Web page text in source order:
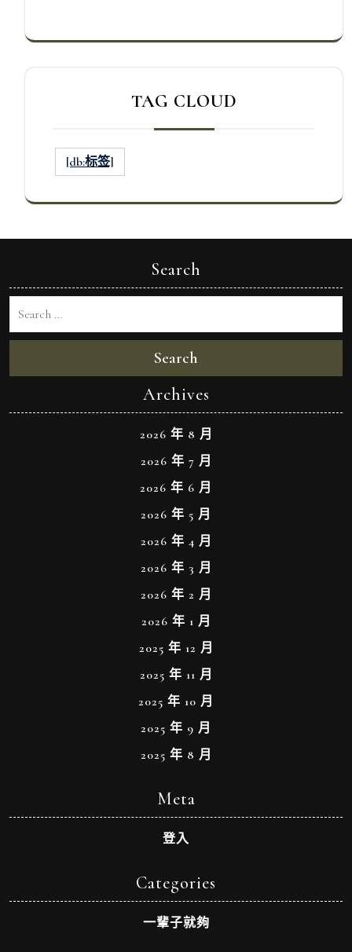
TAG CLOUD
[db:标签]
Search
Search
Archives
2026 年 8 月
2026 年 7 月
2026 年 6 月
2026 年 5 月
2026 年 4 月
2026 年 3 月
2026 年 2 月
2026 年 1 月
2025 年 12 月
2025 年 11 月
2025 年 10 月
2025 年 9 月
2025 年 8 月
Meta
登入
Categories
一輩子就夠